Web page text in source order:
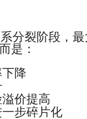
分裂阶段，
是：
降
价提高
步碎片化